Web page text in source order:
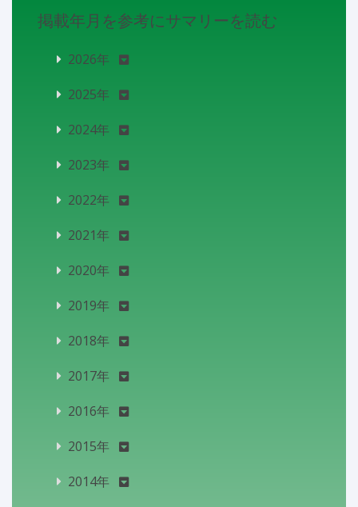
掲載年月を参考にサマリーを読む
2026年
2025年
2024年
2023年
2022年
2021年
2020年
2019年
2018年
2017年
2016年
2015年
2014年